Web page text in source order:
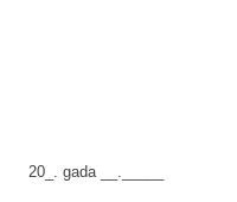
20_. gada __._____